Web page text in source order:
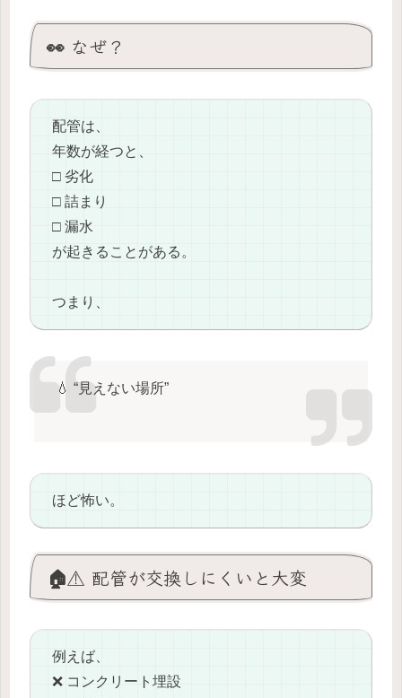
👀 なぜ？
配管は、
年数が経つと、
□ 劣化
□ 詰まり
□ 漏水
が起きることがある。
つまり、
💧 “見えない場所”
ほど怖い。
🏠⚠️ 配管が交換しにくいと大変
例えば、
❌ コンクリート埋設